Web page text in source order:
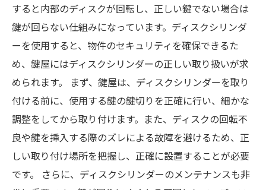
すると内部のディスクが回転し、正しい鍵でない場合は
鍵が回らない仕組みになっています。ディスクシリンダ
ーを使用すると、物件のセキュリティを確保できるた
め、鍵屋にはディスクシリンダーの正しい取り扱いが求
められます。 まず、鍵屋は、ディスクシリンダーを取り
付ける前に、使用する鍵の鍵切りを正確に行い、細かな
調整をしてから取り付けます。また、ディスクの回転不
良や鍵を挿入する際のズレによる故障を避けるため、正
しい取り付け場所を把握し、正確に設置することが必要
です。 さらに、ディスクシリンダーのメンテナンスも非